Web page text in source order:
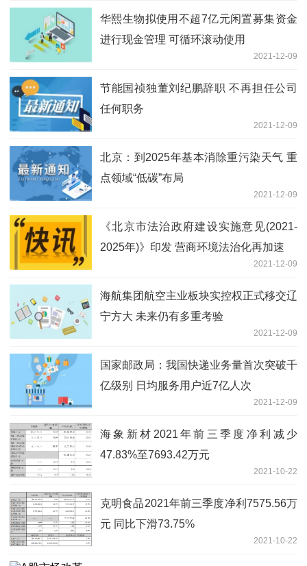
华熙生物拟使用不超7亿元闲置募集资金
进行现金管理 可循环滚动使用
2021-12-09
节能国祯独董刘纪鹏辞职 不再担任公司
任何职务
2021-12-09
北京：到2025年基本消除重污染天气 重
点领域“低碳”布局
2021-12-09
《北京市法治政府建设实施意见(2021-
2025年)》印发 营商环境法治化再加速
2021-12-09
海航集团航空主业板块实控权正式移交辽
宁方大 未来仍有多重考验
2021-12-09
国家邮政局：我国快递业务量首次突破千
亿级别 日均服务用户近7亿人次
2021-12-09
海象新材2021年前三季度净利减少
47.83%至7693.42万元
2021-10-22
克明食品2021年前三季度净利7575.56万
元 同比下滑73.75%
2021-10-22